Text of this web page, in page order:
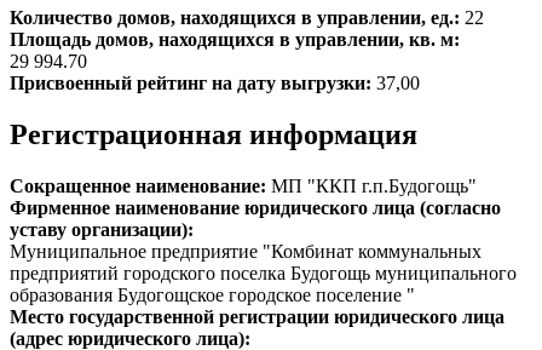
Количество домов, находящихся в управлении, ед.: 22
Площадь домов, находящихся в управлении, кв. м:
29 994.70
Присвоенный рейтинг на дату выгрузки: 37,00
Регистрационная информация
Сокращенное наименование: МП "ККП г.п.Будогощь"
Фирменное наименование юридического лица (согласно
уставу организации):
Муниципальное предприятие "Комбинат коммунальных
предприятий городского поселка Будогощь муниципального
образования Будогощское городское поселение "
Место государственной регистрации юридического лица
(адрес юридического лица):